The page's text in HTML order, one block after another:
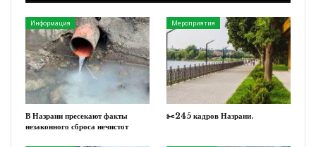
Информация
В Назрани пресекают факты
незаконного сброса нечистот
Мероприятия
✂️245 кадров Назрани.